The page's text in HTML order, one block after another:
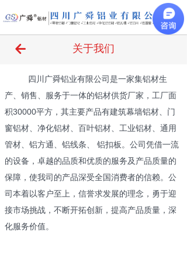
끀
녔 关于我们
四川广舜铝业有限公司是一家集铝材生
产、销售、服务于一体的铝材供货厂家，工厂面
积30000平方，其主要产品有建筑幕墙铝材、门
窗铝材、净化铝材、百叶铝材、工业铝材、通用
管材、铝方通、铝线条、 铝扣板。公司凭借一流
的设备，卓越的品质和优质的服务及产品质量的
保障，使我司的产品深受全国消费者的信赖。公
司本着以客户至上，信誉求发展的理念，勇于迎
接市场挑战，不断开拓创新，提高产品质量，深
化服务价值。